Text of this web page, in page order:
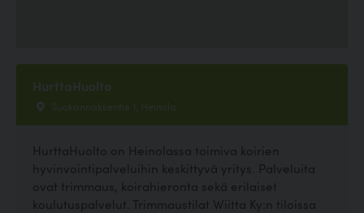
HurttaHuolto
Suokannaksentie 1, Heinola
HurttaHuolto on Heinolassa toimiva koirien
hyvinvointipalveluihin keskittyvä yritys. Palveluita
ovat trimmaus, koirahieronta sekä erilaiset
koulutuspalvelut. Trimmaustilat Wiitta Ky:n tiloissa